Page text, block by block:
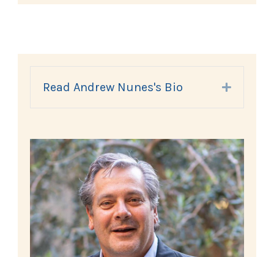
Read Andrew Nunes's Bio Expand